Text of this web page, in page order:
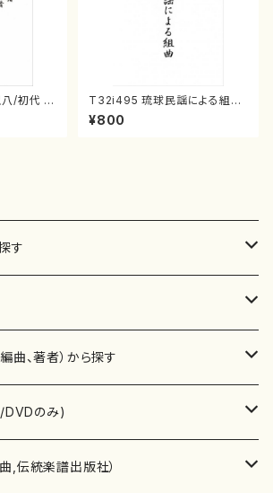
/初代 中
刊楽譜曲
T32i495 琉球民謡による組曲
（尺八/牧野由多可/楽譜）都山n
o:2204
¥800
す
曲、著者）から探す
ウ)
DVDのみ)
等）演奏家
,伝統楽譜出版社）